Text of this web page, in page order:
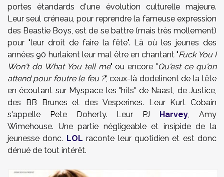
portes étandards d'une évolution culturelle majeure.
Leur seul créneau, pour reprendre la fameuse expression
des Beastie Boys, est de se battre (mais très mollement)
pour "leur droit de faire la fête". Là où les jeunes des
années 90 hurlaient leur mal être en chantant "Fuck You I
Won't do What You tell me" ou encore "Qu'est ce qu'on
attend pour foutre le feu ?", ceux-là dodelinent de la tête
en écoutant sur Myspace les "hits" de Naast, de Justice,
des BB Brunes et des Vesperines. Leur Kurt Cobain
s'appelle Pete Doherty. Leur PJ Harvey, Amy
Wimehouse. Une partie négligeable et insipide de la
jeunesse donc. LOL raconte leur quotidien et est donc
dénué de tout intérêt.